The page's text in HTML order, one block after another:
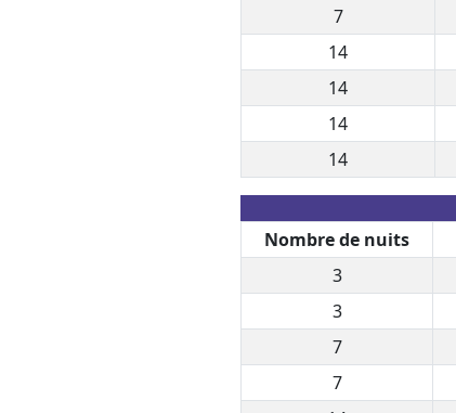
7
14
14
14
14
Nombre de nuits
3
3
7
7